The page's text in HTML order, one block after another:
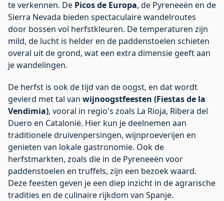
te verkennen. De Picos de Europa, de Pyreneeën en de
Sierra Nevada bieden spectaculaire wandelroutes
door bossen vol herfstkleuren. De temperaturen zijn
mild, de lucht is helder en de paddenstoelen schieten
overal uit de grond, wat een extra dimensie geeft aan
je wandelingen.
De herfst is ook de tijd van de oogst, en dat wordt
gevierd met tal van wijnoogstfeesten (Fiestas de la
Vendimia), vooral in regio's zoals La Rioja, Ribera del
Duero en Catalonië. Hier kun je deelnemen aan
traditionele druivenpersingen, wijnproeverijen en
genieten van lokale gastronomie. Ook de
herfstmarkten, zoals die in de Pyreneeën voor
paddenstoelen en truffels, zijn een bezoek waard.
Deze feesten geven je een diep inzicht in de agrarische
tradities en de culinaire rijkdom van Spanje.